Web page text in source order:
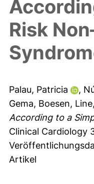
Risk
Palau, Patricia ,
Gema, Boesen, Line,
According to a
Clinical Cardiology
Artikel